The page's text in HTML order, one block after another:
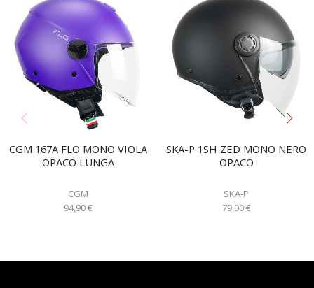
CGM 167A FLO MONO VIOLA
OPACO LUNGA
CGM
94,90€
SKA-P 1SH ZED MONO NERO
OPACO
SKA-P
79,00€